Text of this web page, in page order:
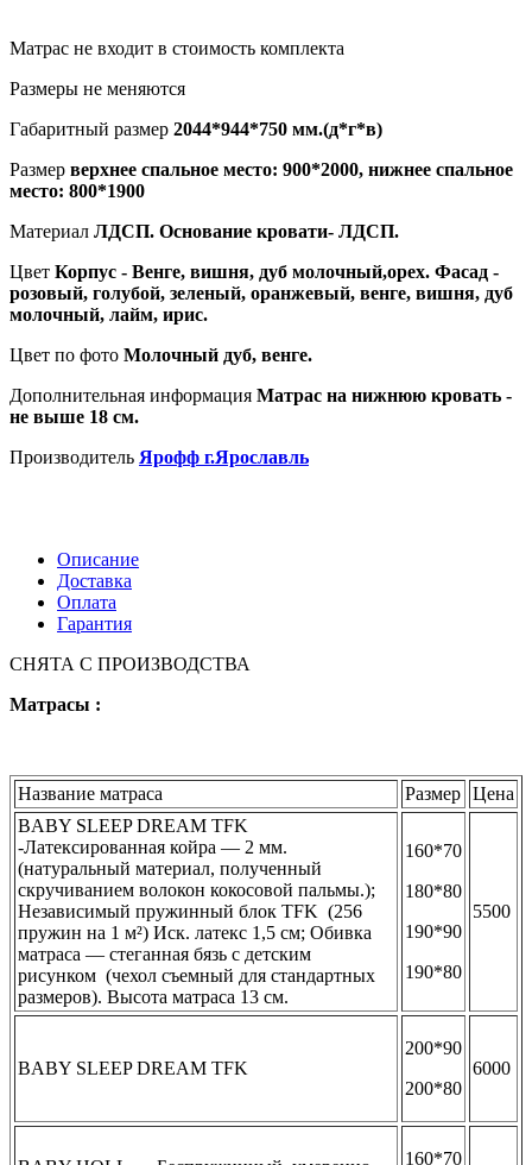
Матрас не входит в стоимость комплекта
Размеры не меняются
Габаритный размер 2044*944*750 мм.(д*г*в)
Размер верхнее спальное место: 900*2000, нижнее спальное
место: 800*1900
Материал ЛДСП. Основание кровати- ЛДСП.
Цвет Корпус - Венге, вишня, дуб молочный,орех. Фасад -
розовый, голубой, зеленый, оранжевый, венге, вишня, дуб
молочный, лайм, ирис.
Цвет по фото Молочный дуб, венге.
Дополнительная информация Матрас на нижнюю кровать -
не выше 18 см.
Производитель Ярофф г.Ярославль
Описание
Доставка
Оплата
Гарантия
СНЯТА С ПРОИЗВОДСТВА
Матрасы :
Название матраса Размер Цена
BABY SLEEP DREAM TFK
-Латексированная койра — 2 мм.
(натуральный материал, полученный
скручиванием волокон кокосовой пальмы.);
Независимый пружинный блок TFK (256
пружин на 1 м²) Иск. латекс 1,5 см; Обивка
матраса — стеганная бязь с детским
рисунком (чехол съемный для стандартных
размеров). Высота матраса 13 см.
160*70
180*80
190*90
190*80
5500
BABY SLEEP DREAM TFK
200*90
200*80
6000
160*70